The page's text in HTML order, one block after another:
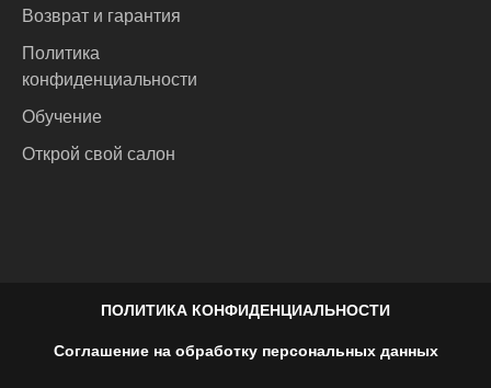
Возврат и гарантия
Политика
конфиденциальности
Обучение
Открой свой салон
ПОЛИТИКА КОНФИДЕНЦИАЛЬНОСТИ
Соглашение на обработку персональных данных